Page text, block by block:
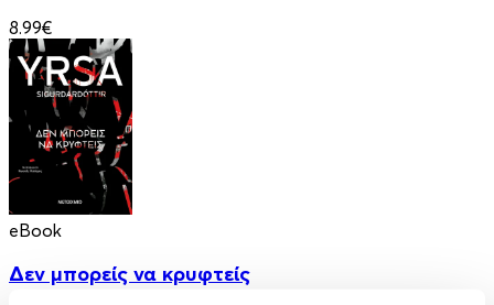
8.99€
eBook
Δεν μπορείς να κρυφτείς